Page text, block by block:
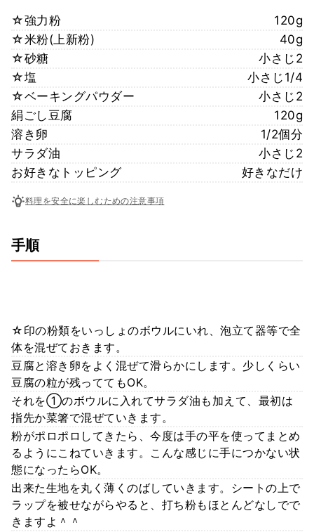
☆強力粉
120g
☆米粉(上新粉)
40g
☆砂糖
小さじ2
☆塩
小さじ1/4
☆ベーキングパウダー
小さじ2
絹ごし豆腐
120g
溶き卵
1/2個分
サラダ油
小さじ2
お好きなトッピング
好きなだけ
料理を安全に楽しむための注意事項
手順
☆印の粉類をいっしょのボウルにいれ、泡立て器等で全
体を混ぜておきます。
豆腐と溶き卵をよく混ぜて滑らかにします。少しくらい
豆腐の粒が残っててもOK。
それを①のボウルに入れてサラダ油も加えて、最初は
指先か菜箸で混ぜていきます。
粉がポロポロしてきたら、今度は手の平を使ってまとめ
るようにこねていきます。こんな感じに手につかない状
態になったらOK。
出来た生地を丸く薄くのばしていきます。シートの上で
ラップを被せながらやると、打ち粉もほとんどなしでで
きますよ＾＾